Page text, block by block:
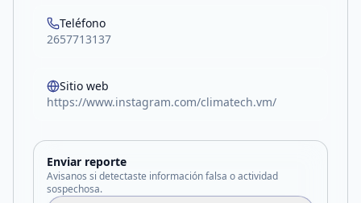
Teléfono
2657713137
Sitio web
https://www.instagram.com/climatech.vm/
Enviar reporte
Avisanos si detectaste información falsa o actividad
sospechosa.